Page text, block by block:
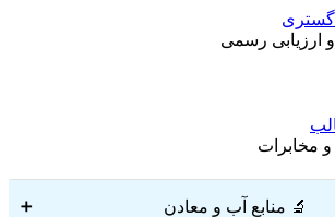
رسمی
و مخابرات
🔬 منابع آب و معادن ➕